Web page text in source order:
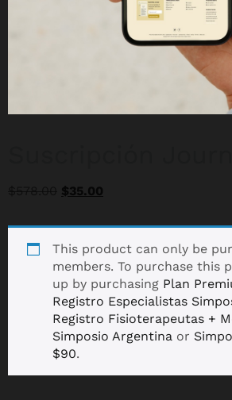
$35.00
This product can only be
members. To purchase this
up by purchasing Plan
Registro Especialistas
Registro Fisioterapeutas +
Simposio Argentina or
$90.